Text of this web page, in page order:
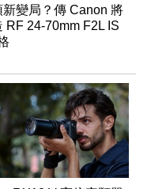
變局？傳 Canon 將
RF 24-70mm F2L IS